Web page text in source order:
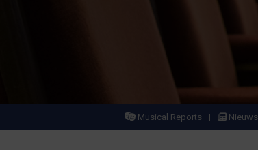
Musical Reports Nieuws